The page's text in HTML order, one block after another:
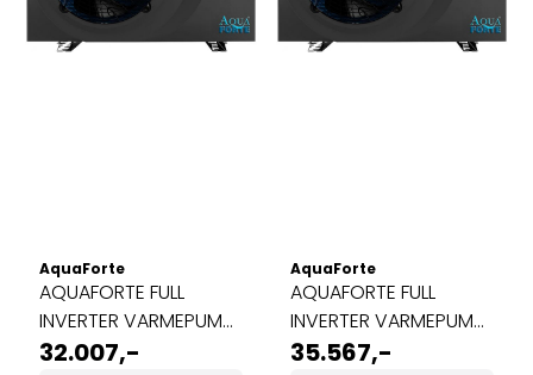
AquaForte
AQUAFORTE FULL
INVERTER VARMEPUMPE
15,3KW
32.007,-
AquaForte
AQUAFORTE FULL
INVERTER VARMEPUMPE
18KW
35.567,-